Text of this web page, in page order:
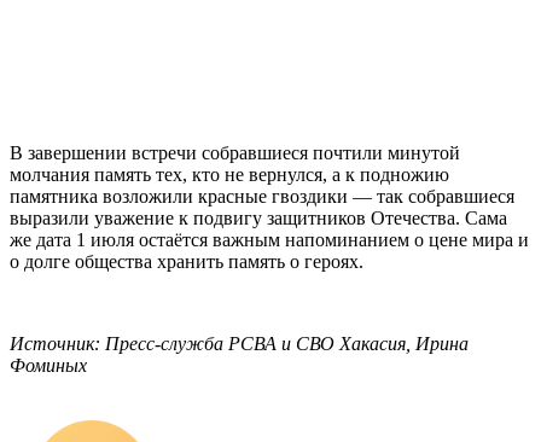
В завершении встречи собравшиеся почтили минутой
молчания память тех, кто не вернулся, а к подножию
памятника возложили красные гвоздики — так собравшиеся
выразили уважение к подвигу защитников Отечества. Сама
же дата 1 июля остаётся важным напоминанием о цене мира и
о долге общества хранить память о героях.
Источник: Пресс-служба РСВА и СВО Хакасия, Ирина
Фоминых